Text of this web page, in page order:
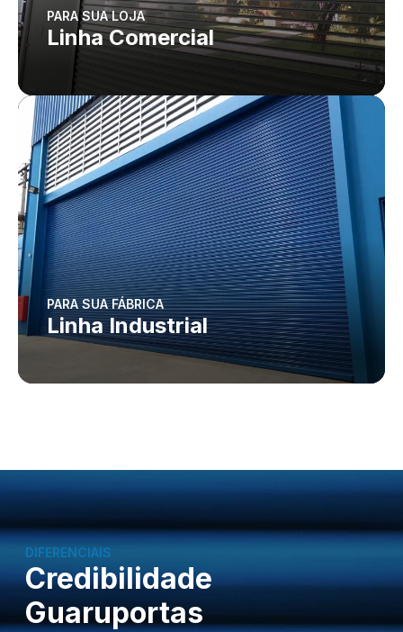
PARA SUA LOJA
Linha Comercial
PARA SUA FÁBRICA
Linha Industrial
DIFERENCIAIS
Credibilidade
Guaruportas